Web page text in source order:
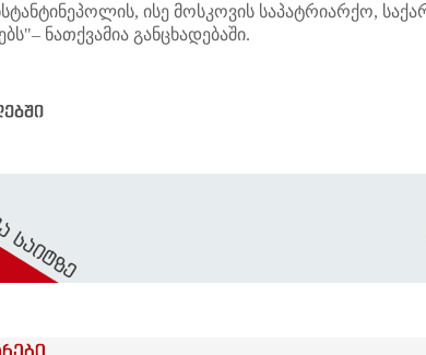
ისე მოსკოვის საპატრიარქო,
ნათქვამია განცხადებაში.